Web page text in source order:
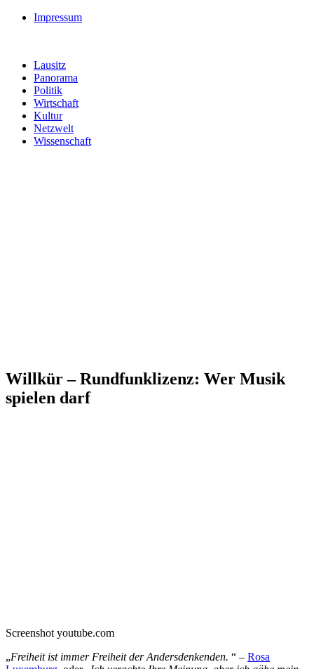
Impressum
Lausitz
Panorama
Politik
Wirtschaft
Kultur
Netzwelt
Wissenschaft
Willkür – Rundfunklizenz: Wer Musik
spielen darf
Screenshot youtube.com
„Freiheit ist immer Freiheit der Andersdenkenden. “ – Rosa